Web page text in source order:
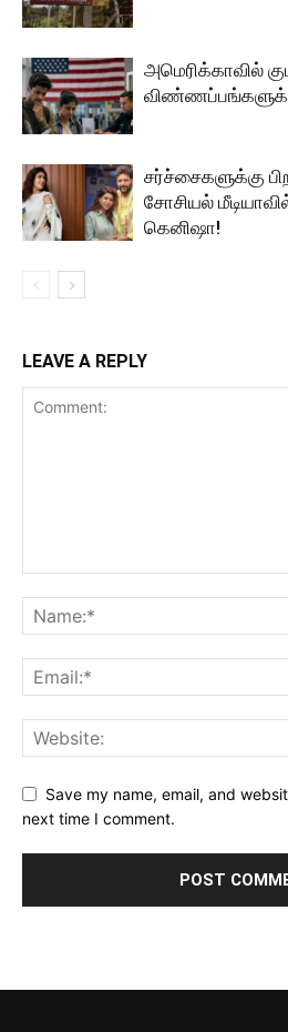
அமெரிக்காவில்
சர்ச்சைகளுக்கு
சோசியல்
கெனிஷா!
LEAVE A REPLY
Save my name, email, and
next time I comment.